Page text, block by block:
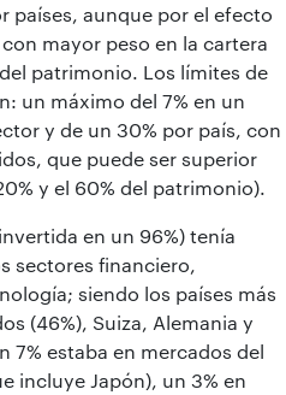
países, aunque por el efecto
mayor peso en la cartera
patrimonio. Los límites de
un máximo del 7% en un
y de un 30% por país, con
que puede ser superior
y el 60% del patrimonio).
en un 96%) tenía
sectores financiero,
siendo los países más
(46%), Suiza, Alemania y
7% estaba en mercados del
incluye Japón), un 3% en